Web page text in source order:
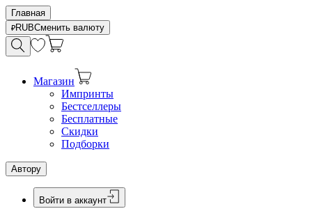
Главная
RUBСменить валюту
Магазин
Импринты
Бестселлеры
Бесплатные
Скидки
Подборки
Автору
Войти в аккаунт